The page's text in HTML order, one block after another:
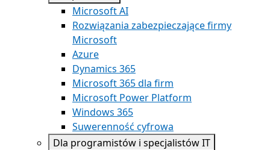
Microsoft AI
Rozwiązania zabezpieczające firmy
Microsoft
Azure
Dynamics 365
Microsoft 365 dla firm
Microsoft Power Platform
Windows 365
Suwerenność cyfrowa
Dla programistów i specjalistów IT